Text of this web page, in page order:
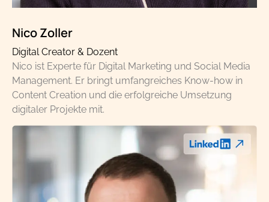
Nico Zoller
Digital Creator & Dozent
Nico ist Experte für Digital Marketing und Social Media
Management. Er bringt umfangreiches Know-how in
Content Creation und die erfolgreiche Umsetzung
digitaler Projekte mit.